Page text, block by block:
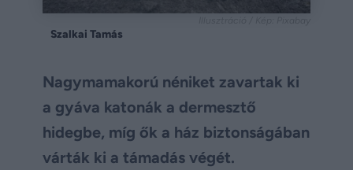
Szalkai Tamás
Nagymamakorú néniket zavartak ki
a gyáva katonák a dermesztő
hidegbe, míg ők a ház biztonságában
várták ki a támadás végét.